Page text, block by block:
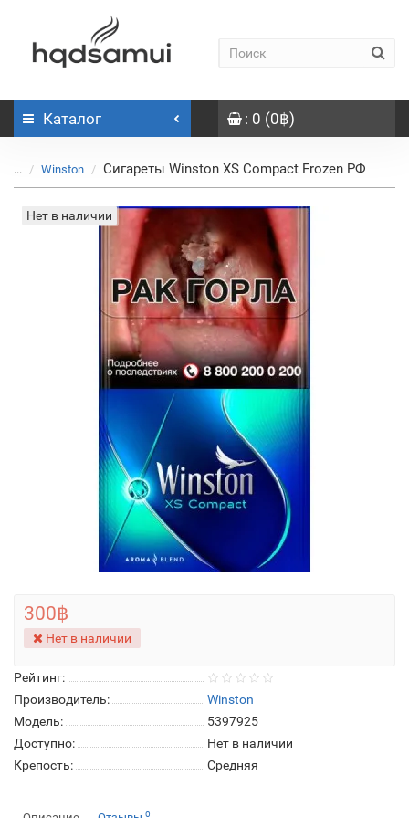
Каталог : 0 (0฿)
... Winston Сигареты Winston XS Compact Frozen РФ
Нет в наличии
Рейтинг:
Производитель:
Winston
Модель:
5397925
Доступно:
Нет в наличии
Крепость:
Средняя
300฿
Нет в наличии
0